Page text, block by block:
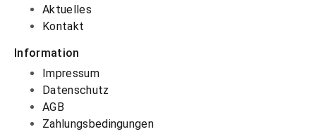
Aktuelles
Kontakt
Information
Impressum
Datenschutz
AGB
Zahlungsbedingungen